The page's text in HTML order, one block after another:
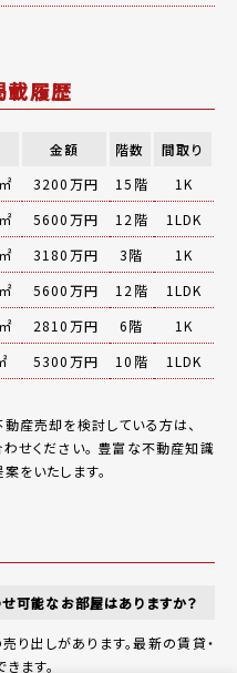
載履歴
金額 階数
間取り
3200万円 15階
1K
5600万円 12階
1LDK
3180万円 3階
1K
5600万円 12階
1LDK
2810万円 6階
1K
5300万円 10階 1LDK
産売却を検討している方は、
せください。 豊富な不動産知識
をいたします。
可能なお部屋はありますか？
り出しがあります。最新の賃貸・
ます。